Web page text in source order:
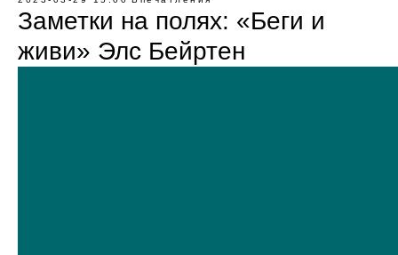
Заметки на полях: «Беги и
живи» Элс Бейртен